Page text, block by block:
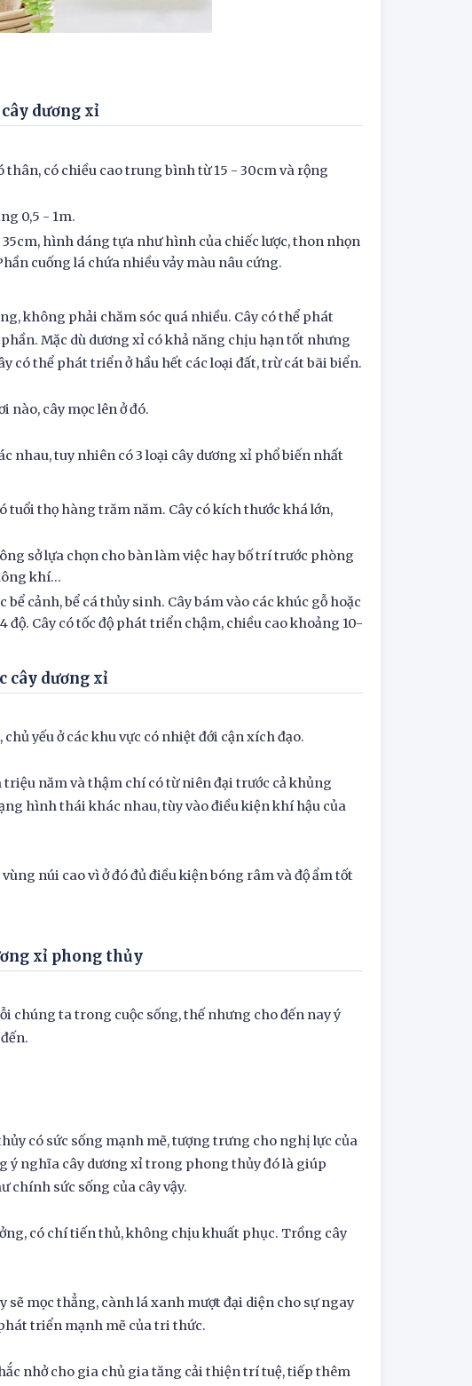
cây dương xỉ
có chiều cao trung bình từ 15 - 30cm và rộng
0,5 - 1m.
hình dáng tựa như hình của chiếc lược, thon nhọn
cuống lá chứa nhiều vảy màu nâu cứng.
không phải chăm sóc quá nhiều. Cây có thể phát
Mặc dù dương xỉ có khả năng chịu hạn tốt nhưng
có thể phát triển ở hầu hết các loại đất, trừ cát bãi biển.
nào, cây mọc lên ở đó.
nhau, tuy nhiên có 3 loại cây dương xỉ phổ biến nhất
tuổi thọ hàng trăm năm. Cây có kích thước khá lớn,
sở lựa chọn cho bàn làm việc hay bố trí trước phòng
khí...
cảnh, bể cá thủy sinh. Cây bám vào các khúc gỗ hoặc
độ. Cây có tốc độ phát triển chậm, chiều cao khoảng 10-
cây dương xỉ
yếu ở các khu vực có nhiệt đới cận xích đạo.
năm và thậm chí có từ niên đại trước cả khủng
hình thái khác nhau, tùy vào điều kiện khí hậu của
núi cao vì ở đó đủ điều kiện bóng râm và độ ẩm tốt
xỉ phong thủy
chúng ta trong cuộc sống, thế nhưng cho đến nay ý
có sức sống mạnh mẽ, tượng trưng cho nghị lực của
ý nghĩa cây dương xỉ trong phong thủy đó là giúp
sức sống của cây vậy.
có chí tiến thủ, không chịu khuất phục. Trồng cây
mọc thẳng, cành lá xanh mượt đại diện cho sự ngay
triển mạnh mẽ của tri thức.
nhở cho gia chủ gia tăng cải thiện trí tuệ, tiếp thêm